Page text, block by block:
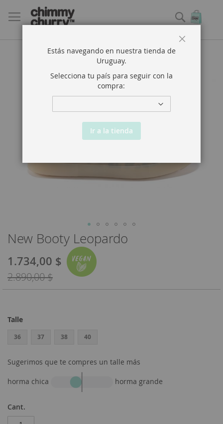
Buscar
New Booty Leopardo
Special
1.734,00 $
2.890,00 $
Talle
36 37 38 40
Sugerimos que te compres un talle más
horma chica horma grande
Cant.
Saltar
al
comienzo
de
la
Estás navegando en nuestra tienda de
Uruguay.
Selecciona tu país para seguir con la
compra:
Ir a la tienda